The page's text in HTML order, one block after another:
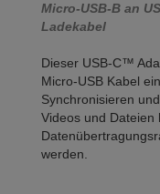
Micro-USB-B an
Ladekabel
Dieser USB-C™
Micro-USB Kabel
Synchronisieren
Videos und Dateien
werden.